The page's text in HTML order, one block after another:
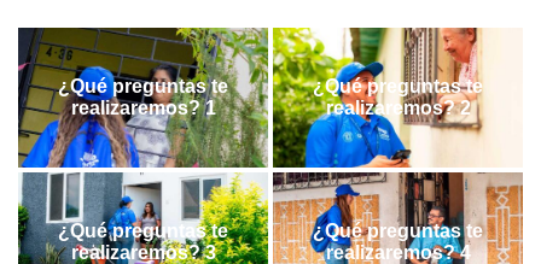
¿Qué preguntas te
realizaremos? 1
¿Qué preguntas te
realizaremos? 2
¿Qué preguntas te
realizaremos? 3
¿Qué preguntas te
realizaremos? 4